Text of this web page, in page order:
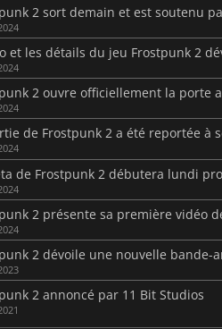
et les détails du jeu Frostpunk 2
de Frostpunk 2 a été reportée à
de Frostpunk 2 débutera lundi
2 annoncé par 11 Bit Studios